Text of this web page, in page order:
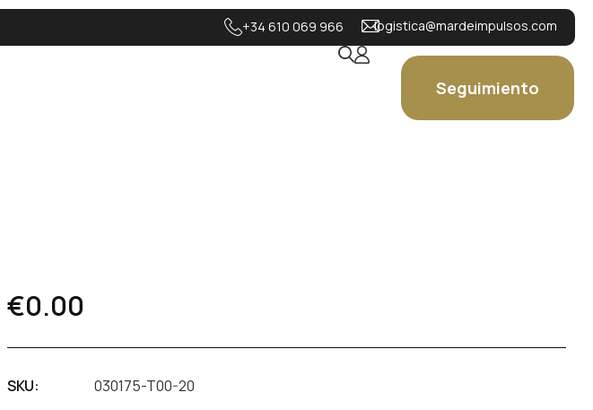
logistica@mardeimpulsos.com
+34 610 069 966
Seguimiento
€0.00
SKU:
030175-T00-20